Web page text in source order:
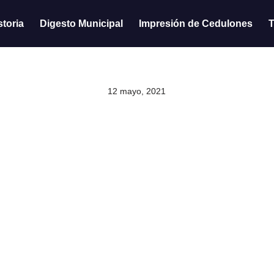
Digesto Municipal Impresión de Cedulones
12 mayo, 2021